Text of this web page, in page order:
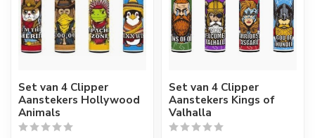
Set van 4 Clipper
Aanstekers Hollywood
Animals
Set van 4 Clipper
Aanstekers Kings of
Valhalla